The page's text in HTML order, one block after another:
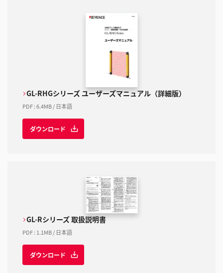
GL-RHGシリーズ ユーザーズマニュアル（詳細版）
PDF:6.4MB/ 日本語
ダウンロード
GL-Rシリーズ 取扱説明書
PDF: 1.1MB/ 日本語
ダウンロード